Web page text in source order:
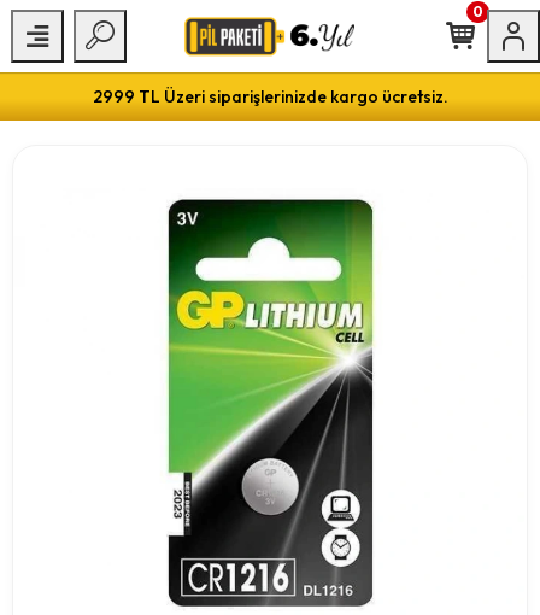
2999 TL Üzeri siparişlerinizde kargo ücretsiz.
0